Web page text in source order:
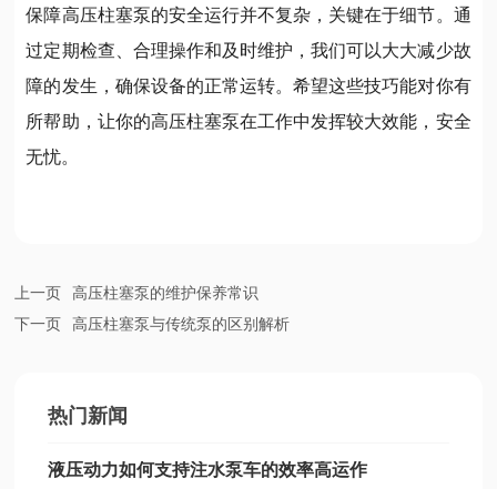
保障高压柱塞泵的安全运行并不复杂，关键在于细节。通
过定期检查、合理操作和及时维护，我们可以大大减少故
障的发生，确保设备的正常运转。希望这些技巧能对你有
所帮助，让你的高压柱塞泵在工作中发挥较大效能，安全
无忧。
上一页
高压柱塞泵的维护保养常识
高压柱塞泵与传统泵的区别解析
下一页
热门新闻
液压动力如何支持注水泵车的效率高运作